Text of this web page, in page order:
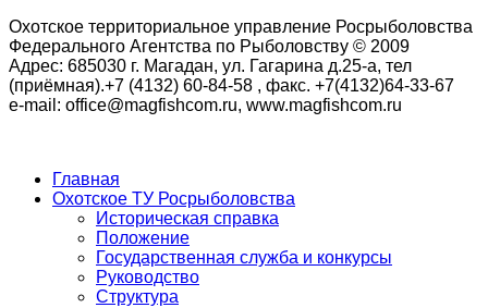
Охотское территориальное управление Росрыболовства
Федерального Агентства по Рыболовству © 2009
Адрес: 685030 г. Магадан, ул. Гагарина д.25-а, тел
(приёмная).+7 (4132) 60-84-58 , факс. +7(4132)64-33-67
e-mail: office@magfishcom.ru, www.magfishcom.ru
Главная
Охотское ТУ Росрыболовства
Историческая справка
Положение
Государственная служба и конкурсы
Руководство
Структура